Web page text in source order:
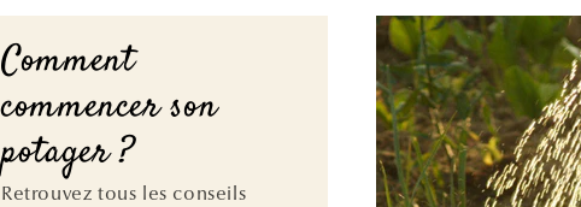
Comment
commencer son
potager ?
Retrouvez tous les conseils